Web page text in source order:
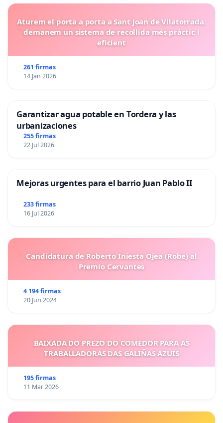
Aturem el porta a porta a Sant Joan de Vilatorrada:
demanem un sistema de recollida més pràctic i
eficient
261 firmas
14 Jan 2026
Garantizar agua potable en Tordera y las
urbanizaciones
255 firmas
22 Jul 2026
Mejoras urgentes para el barrio Juan Pablo II
233 firmas
16 Jul 2026
Candidatura de Roberto Iniesta Ojea (Robe) al
Premio Cervantes
4 194 firmas
20 Jun 2024
BAIXADA DO PREZO DO COMEDOR PARA AS
TRABALLADORAS DAS GALIÑAS AZUIS
195 firmas
11 Mar 2026